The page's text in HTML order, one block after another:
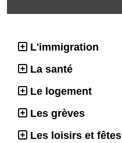
L'immigration
La santé
Le logement
Les grèves
Les loisirs et fêtes